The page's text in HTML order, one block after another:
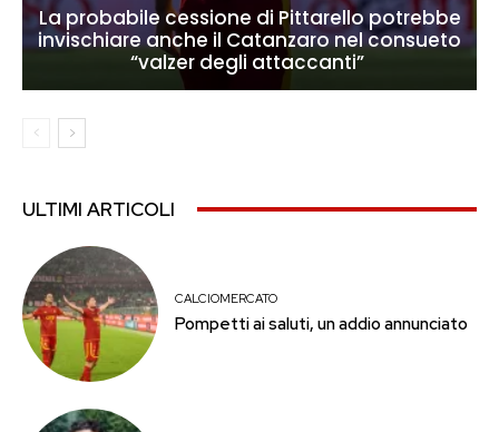
La probabile cessione di Pittarello potrebbe
invischiare anche il Catanzaro nel consueto
“valzer degli attaccanti”
ULTIMI ARTICOLI
CALCIOMERCATO
Pompetti ai saluti, un addio annunciato